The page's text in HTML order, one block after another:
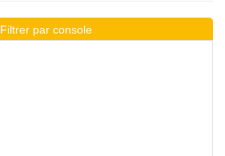
Filtrer par console